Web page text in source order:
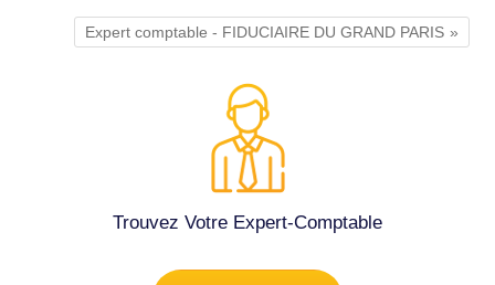
Expert comptable - FIDUCIAIRE DU GRAND PARIS
Trouvez Votre Expert-Comptable